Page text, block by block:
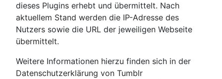
dieses Plugins erhebt und übermittelt. Nach
aktuellem Stand werden die IP-Adresse des
Nutzers sowie die URL der jeweiligen Webseite
übermittelt.
Weitere Informationen hierzu finden sich in der
Datenschutzerklärung von Tumblr